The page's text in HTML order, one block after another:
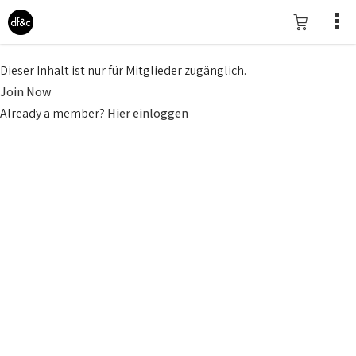
Dieser Inhalt ist nur für Mitglieder zugänglich.
Join Now
Already a member? Hier einloggen